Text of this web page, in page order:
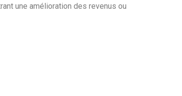
une amélioration des revenus ou